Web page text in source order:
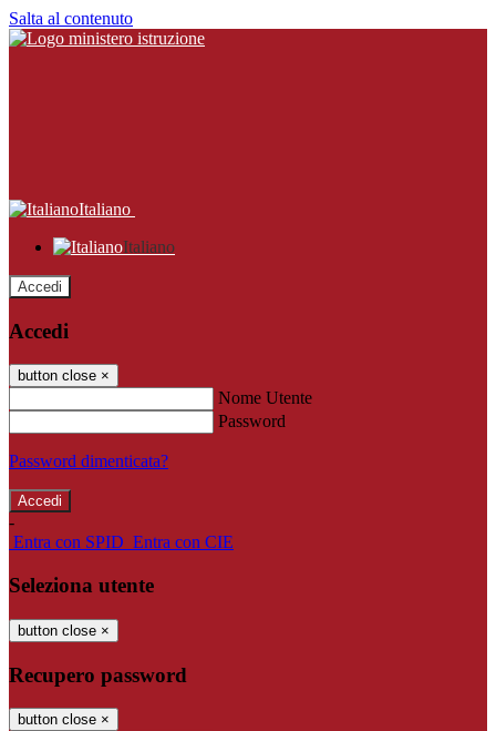
Salta al contenuto
Italiano
Italiano
Accedi
Accedi
button close ×
Nome Utente
Password
Password dimenticata?
-
Entra con SPID Entra con CIE
Seleziona utente
button close ×
Recupero password
button close ×